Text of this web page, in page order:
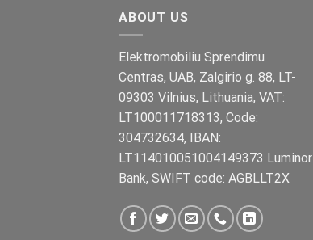
ABOUT US
Elektromobiliu Sprendimu
Centras, UAB, Zalgirio g. 88, LT-
09303 Vilnius, Lithuania, VAT:
LT100011718313, Code:
304732634, IBAN:
LT114010051004149373 Luminor
Bank, SWIFT code: AGBLLT2X